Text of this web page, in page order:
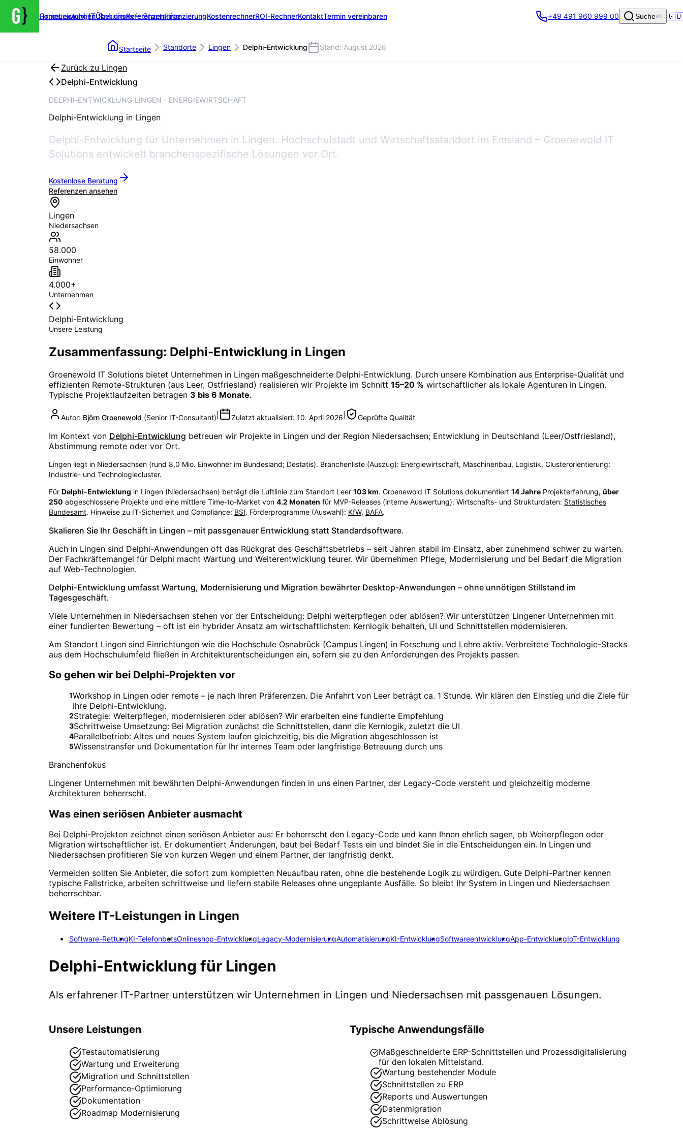
Groenewold IT Solutions – Startseite
HomeLeistungenÜber unsReferenzenFinanzierungKostenrechnerROI-RechnerKontaktTermin vereinbaren
Startseite Standorte Lingen Delphi-Entwicklung Stand: August 2026
+49 491 960 999 00 Suche⌘K 🇬🇧
Zurück zu Lingen
Delphi-Entwicklung
DELPHI-ENTWICKLUNG LINGEN · ENERGIEWIRTSCHAFT
Delphi-Entwicklung in Lingen
Delphi-Entwicklung für Unternehmen in Lingen. Hochschulstadt und Wirtschaftsstandort im Emsland – Groenewold IT
Solutions entwickelt branchenspezifische Lösungen vor Ort.
Kostenlose Beratung
Referenzen ansehen
Lingen
Niedersachsen
58.000
Einwohner
4.000+
Unternehmen
Delphi-Entwicklung
Unsere Leistung
Zusammenfassung: Delphi-Entwicklung in Lingen
Groenewold IT Solutions bietet Unternehmen in Lingen maßgeschneiderte Delphi-Entwicklung. Durch unsere Kombination aus Enterprise-Qualität und
effizienten Remote-Strukturen (aus Leer, Ostfriesland) realisieren wir Projekte im Schnitt 15–20 % wirtschaftlicher als lokale Agenturen in Lingen.
Typische Projektlaufzeiten betragen 3 bis 6 Monate.
Autor: Björn Groenewold (Senior IT-Consultant) Zuletzt aktualisiert: 10. April 2026 Geprüfte Qualität
Im Kontext von Delphi-Entwicklung betreuen wir Projekte in Lingen und der Region Niedersachsen; Entwicklung in Deutschland (Leer/Ostfriesland),
Abstimmung remote oder vor Ort.
Lingen liegt in Niedersachsen (rund 8,0 Mio. Einwohner im Bundesland; Destatis). Branchenliste (Auszug): Energiewirtschaft, Maschinenbau, Logistik. Clusterorientierung:
Industrie- und Technologiecluster.
Für Delphi-Entwicklung in Lingen (Niedersachsen) beträgt die Luftlinie zum Standort Leer 103km. Groenewold IT Solutions dokumentiert 14Jahre Projekterfahrung, über
250 abgeschlossene Projekte und eine mittlere Time-to-Market von 4.2 Monaten für MVP-Releases (interne Auswertung). Wirtschafts- und Strukturdaten: Statistisches
Bundesamt. Hinweise zu IT-Sicherheit und Compliance: BSI. Förderprogramme (Auswahl): KfW, BAFA.
Skalieren Sie Ihr Geschäft in Lingen – mit passgenauer Entwicklung statt Standardsoftware.
Auch in Lingen sind Delphi-Anwendungen oft das Rückgrat des Geschäftsbetriebs – seit Jahren stabil im Einsatz, aber zunehmend schwer zu warten.
Der Fachkräftemangel für Delphi macht Wartung und Weiterentwicklung teurer. Wir übernehmen Pflege, Modernisierung und bei Bedarf die Migration
auf Web-Technologien.
Delphi-Entwicklung umfasst Wartung, Modernisierung und Migration bewährter Desktop-Anwendungen – ohne unnötigen Stillstand im
Tagesgeschäft.
Viele Unternehmen in Niedersachsen stehen vor der Entscheidung: Delphi weiterpflegen oder ablösen? Wir unterstützen Lingener Unternehmen mit
einer fundierten Bewertung – oft ist ein hybrider Ansatz am wirtschaftlichsten: Kernlogik behalten, UI und Schnittstellen modernisieren.
Am Standort Lingen sind Einrichtungen wie die Hochschule Osnabrück (Campus Lingen) in Forschung und Lehre aktiv. Verbreitete Technologie-Stacks
aus dem Hochschulumfeld fließen in Architekturentscheidungen ein, sofern sie zu den Anforderungen des Projekts passen.
So gehen wir bei Delphi-Projekten vor
1Workshop in Lingen oder remote – je nach Ihren Präferenzen. Die Anfahrt von Leer beträgt ca. 1 Stunde. Wir klären den Einstieg und die Ziele für
Ihre Delphi-Entwicklung.
2Strategie: Weiterpflegen, modernisieren oder ablösen? Wir erarbeiten eine fundierte Empfehlung
3Schrittweise Umsetzung: Bei Migration zunächst die Schnittstellen, dann die Kernlogik, zuletzt die UI
4Parallelbetrieb: Altes und neues System laufen gleichzeitig, bis die Migration abgeschlossen ist
5Wissenstransfer und Dokumentation für Ihr internes Team oder langfristige Betreuung durch uns
Branchenfokus
Lingener Unternehmen mit bewährten Delphi-Anwendungen finden in uns einen Partner, der Legacy-Code versteht und gleichzeitig moderne
Architekturen beherrscht.
Was einen seriösen Anbieter ausmacht
Bei Delphi-Projekten zeichnet einen seriösen Anbieter aus: Er beherrscht den Legacy-Code und kann Ihnen ehrlich sagen, ob Weiterpflegen oder
Migration wirtschaftlicher ist. Er dokumentiert Änderungen, baut bei Bedarf Tests ein und bindet Sie in die Entscheidungen ein. In Lingen und
Niedersachsen profitieren Sie von kurzen Wegen und einem Partner, der langfristig denkt.
Vermeiden sollten Sie Anbieter, die sofort zum kompletten Neuaufbau raten, ohne die bestehende Logik zu würdigen. Gute Delphi-Partner kennen
typische Fallstricke, arbeiten schrittweise und liefern stabile Releases ohne ungeplante Ausfälle. So bleibt Ihr System in Lingen und Niedersachsen
beherrschbar.
Weitere IT-Leistungen in Lingen
Software-RettungKI-TelefonbotsOnlineshop-EntwicklungLegacy-ModernisierungAutomatisierungKI-EntwicklungSoftwareentwicklungApp-EntwicklungIoT-Entwicklung
Delphi-Entwicklung für Lingen
Als erfahrener IT-Partner unterstützen wir Unternehmen in Lingen und Niedersachsen mit passgenauen Lösungen.
Unsere Leistungen
Testautomatisierung
Wartung und Erweiterung
Migration und Schnittstellen
Performance-Optimierung
Dokumentation
Roadmap Modernisierung
Typische Anwendungsfälle
Maßgeschneiderte ERP-Schnittstellen und Prozessdigitalisierung
für den lokalen Mittelstand.
Wartung bestehender Module
Schnittstellen zu ERP
Reports und Auswertungen
Datenmigration
Schrittweise Ablösung